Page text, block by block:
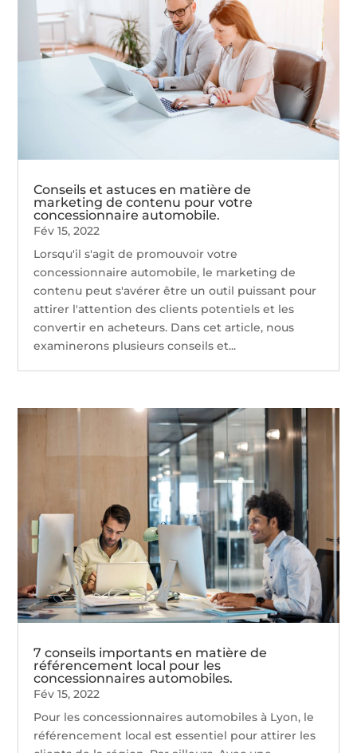
Conseils et astuces en matière de
marketing de contenu pour votre
concessionnaire automobile.
Fév 15, 2022
Lorsqu'il s'agit de promouvoir votre
concessionnaire automobile, le marketing de
contenu peut s'avérer être un outil puissant pour
attirer l'attention des clients potentiels et les
convertir en acheteurs. Dans cet article, nous
examinerons plusieurs conseils et...
7 conseils importants en matière de
référencement local pour les
concessionnaires automobiles.
Fév 15, 2022
Pour les concessionnaires automobiles à Lyon, le
référencement local est essentiel pour attirer les